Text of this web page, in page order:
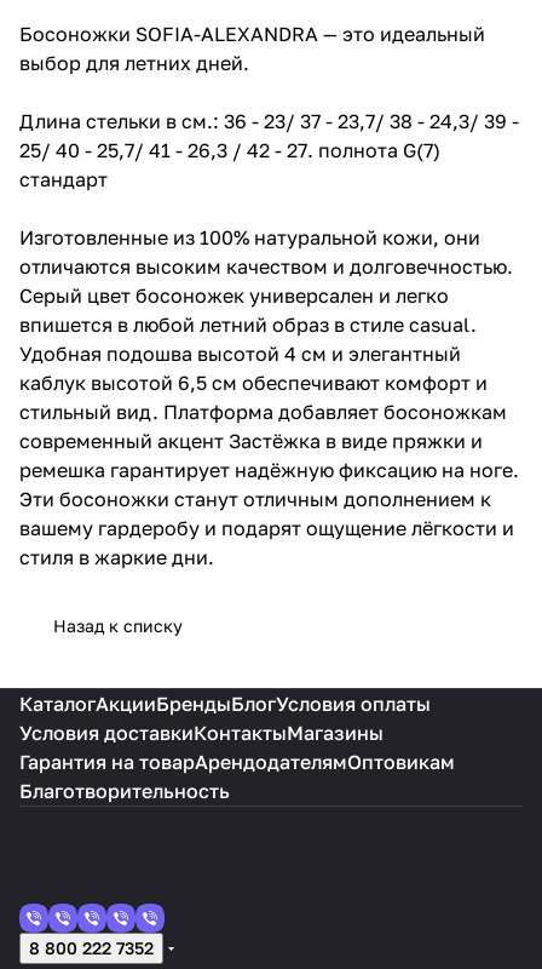
Босоножки SOFIA-ALEXANDRA — это идеальный
выбор для летних дней.
Длина стельки в см.: 36 - 23/ 37 - 23,7/ 38 - 24,3/ 39 -
25/ 40 - 25,7/ 41 - 26,3 / 42 - 27. полнота G(7)
стандарт
Изготовленные из 100% натуральной кожи, они
отличаются высоким качеством и долговечностью.
Серый цвет босоножек универсален и легко
впишется в любой летний образ в стиле casual.
Удобная подошва высотой 4 см и элегантный
каблук высотой 6,5 см обеспечивают комфорт и
стильный вид. Платформа добавляет босоножкам
современный акцент Застёжка в виде пряжки и
ремешка гарантирует надёжную фиксацию на ноге.
Эти босоножки станут отличным дополнением к
вашему гардеробу и подарят ощущение лёгкости и
стиля в жаркие дни.
Назад к списку
КаталогАкцииБрендыБлогУсловия оплаты
Условия доставкиКонтактыМагазины
Гарантия на товарАрендодателямОптовикам
Благотворительность
8 800 222 7352